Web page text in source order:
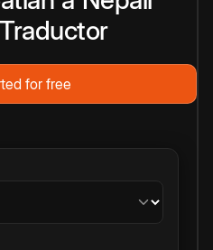
Traductor
for free